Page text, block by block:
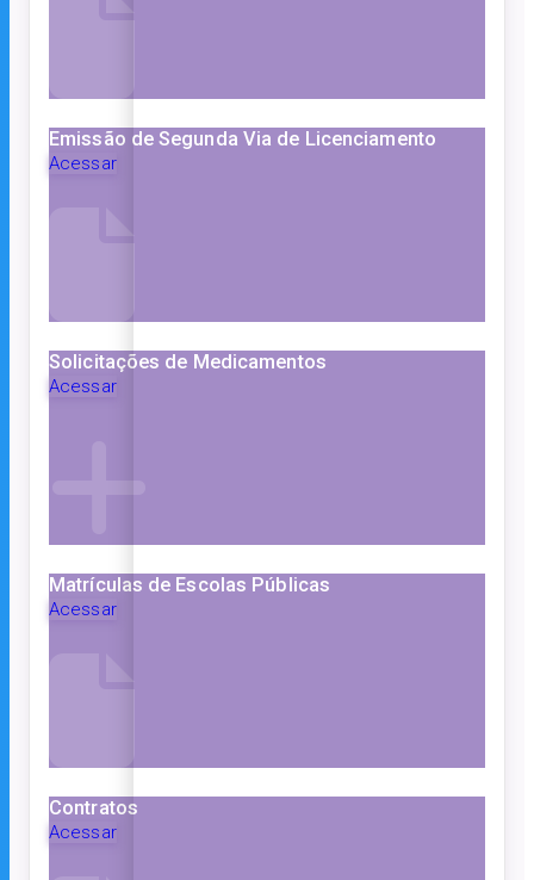
Emissão de Segunda Via de Licenciamento
Acessar
Solicitações de Medicamentos
Acessar
Matrículas de Escolas Públicas
Acessar
Contratos
Acessar